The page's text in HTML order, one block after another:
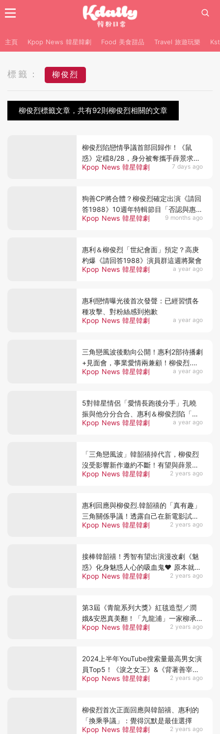
主頁 Kpop News 韓星韓劇 Food 美食甜品 Travel 旅遊玩樂
標籤： 柳俊烈
柳俊烈標籤文章，共有92則柳俊烈相關的文章
Kpop News 韓星韓劇 7 days ago
柳俊烈陷戀情爭議首部回歸作！《鼠
惑》定檔8/28，身分被奪攜手薛景求追
真相
Kpop News 韓星韓劇 9 months ago
狗善CP將合體？柳俊烈確定出演《請回
答1988》10週年特輯節目「否認與惠利
同框」
Kpop News 韓星韓劇 a year ago
惠利＆柳俊烈「世紀會面」預定？高庚
杓爆《請回答1988》演員群這週將聚會
Kpop News 韓星韓劇 a year ago
惠利戀情曝光後首次發聲：已經習慣各
種攻擊、對粉絲感到抱歉
Kpop News 韓星韓劇 a year ago
三角戀風波後動向公開！惠利2部待播劇
+見面會，事業愛情兩兼顧！柳俊烈.韓
韶禧也各有新作
Kpop News 韓星韓劇 a year ago
5對韓星情侶「愛情長跑後分手」孔曉
振與他分分合合、惠利＆柳俊烈陷「換
乘戀愛」爭議、這對愛了12年
Kpop News 韓星韓劇 2 years ago
「三角戀風波」韓韶禧掉代言，柳俊烈
沒受影響新作邀約不斷！有望與薛景求
合作漫改劇《田鼠》
Kpop News 韓星韓劇 2 years ago
惠利回應與柳俊烈.韓韶禧的「真有趣」
三角關係爭議！透露自己在新電影試映
會上爆哭的原因
Kpop News 韓星韓劇 2 years ago
接棒韓韶禧！秀智有望出演漫改劇《魅
惑》化身魅惑人心的吸血鬼♥ 原本就是
最初女主選角
Kpop News 韓星韓劇 2 years ago
第3屆《青龍系列大獎》紅毯造型／潤
娥&安恩真美翻！「九龍浦」一家柳承
龍.高允貞.郭善英同框
Kpop News 韓星韓劇 2 years ago
2024上半年YouTube搜索量最高男女演
員Top5！《淚之女王》&《背著善宰
跑》CP超夯
Kpop News 韓星韓劇 2 years ago
柳俊烈首次正面回應與韓韶禧、惠利的
「換乘爭議」：覺得沉默是最佳選擇